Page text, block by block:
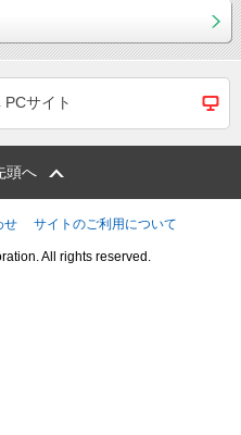
サイト
頭へ
せ サイトのご利用について
All rights reserved.